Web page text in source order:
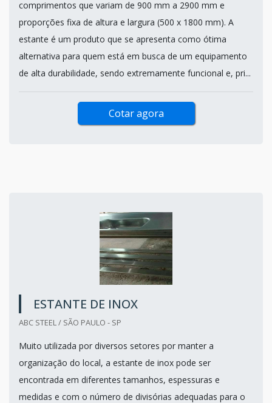
comprimentos que variam de 900 mm a 2900 mm e
proporções fixa de altura e largura (500 x 1800 mm). A
estante é um produto que se apresenta como ótima
alternativa para quem está em busca de um equipamento
de alta durabilidade, sendo extremamente funcional e, pri...
Cotar agora
ESTANTE DE INOX
ABC STEEL / SÃO PAULO - SP
Muito utilizada por diversos setores por manter a
organização do local, a estante de inox pode ser
encontrada em diferentes tamanhos, espessuras e
medidas e com o número de divisórias adequadas para o